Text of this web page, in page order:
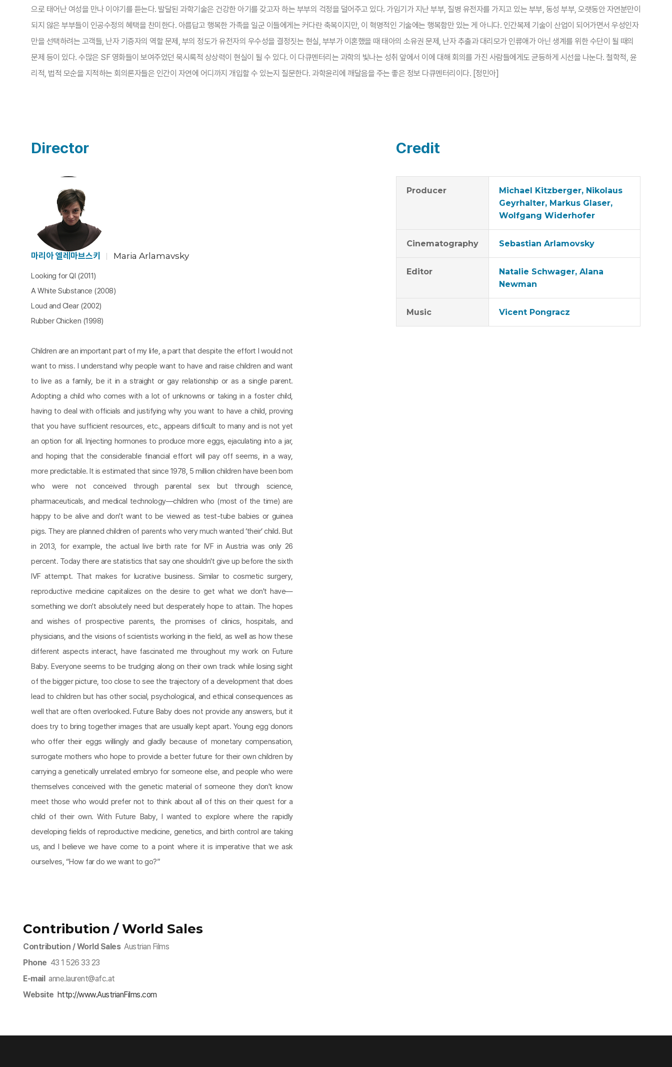
으로 태어난 여성을 만나 이야기를 듣는다. 발달된 과학기술은 건강한 아기를 갖고자 하는 부부의 걱정을 덜어주고 있다. 가임기가 지난 부부, 질병 유전자를 가지고 있는 부부, 동성 부부, 오랫동안 자연분만이
되지 않은 부부들이 인공수정의 혜택을 찬미한다. 아름답고 행복한 가족을 일군 이들에게는 커다란 축복이지만, 이 혁명적인 기술에는 행복함만 있는 게 아니다. 인간복제 기술이 산업이 되어가면서 우성인자
만을 선택하려는 고객들, 난자 기증자의 역할 문제, 부의 정도가 유전자의 우수성을 결정짓는 현실, 부부가 이혼했을 때 태아의 소유권 문제, 난자 추출과 대리모가 인류애가 아닌 생계를 위한 수단이 될 때의
문제 등이 있다. 수많은 SF 영화들이 보여주었던 묵시록적 상상력이 현실이 될 수 있다. 이 다큐멘터리는 과학의 빛나는 성취 앞에서 이에 대해 회의를 가진 사람들에게도 균등하게 시선을 나눈다. 철학적, 윤
리적, 법적 모순을 지적하는 회의론자들은 인간이 자연에 어디까지 개입할 수 있는지 질문한다. 과학윤리에 깨달음을 주는 좋은 정보 다큐멘터리이다. [정민아]
Director
마리아 엘레마브스키 Maria Arlamavsky
Looking for QI (2011)
A White Substance (2008)
Loud and Clear (2002)
Rubber Chicken (1998)
Children are an important part of my life, a part that despite the effort I would not
want to miss. I understand why people want to have and raise children and want
to live as a family, be it in a straight or gay relationship or as a single parent.
Adopting a child who comes with a lot of unknowns or taking in a foster child,
having to deal with officials and justifying why you want to have a child, proving
that you have sufficient resources, etc., appears difficult to many and is not yet
an option for all. Injecting hormones to produce more eggs, ejaculating into a jar,
and hoping that the considerable financial effort will pay off seems, in a way,
more predictable. It is estimated that since 1978, 5 million children have been born
who were not conceived through parental sex but through science,
pharmaceuticals, and medical technology—children who (most of the time) are
happy to be alive and don't want to be viewed as test-tube babies or guinea
pigs. They are planned children of parents who very much wanted ‘their’ child. But
in 2013, for example, the actual live birth rate for IVF in Austria was only 26
percent. Today there are statistics that say one shouldn't give up before the sixth
IVF attempt. That makes for lucrative business. Similar to cosmetic surgery,
reproductive medicine capitalizes on the desire to get what we don't have—
something we don't absolutely need but desperately hope to attain. The hopes
and wishes of prospective parents, the promises of clinics, hospitals, and
physicians, and the visions of scientists working in the field, as well as how these
different aspects interact, have fascinated me throughout my work on Future
Baby. Everyone seems to be trudging along on their own track while losing sight
of the bigger picture, too close to see the trajectory of a development that does
lead to children but has other social, psychological, and ethical consequences as
well that are often overlooked. Future Baby does not provide any answers, but it
does try to bring together images that are usually kept apart. Young egg donors
who offer their eggs willingly and gladly because of monetary compensation,
surrogate mothers who hope to provide a better future for their own children by
carrying a genetically unrelated embryo for someone else, and people who were
themselves conceived with the genetic material of someone they don't know
meet those who would prefer not to think about all of this on their quest for a
child of their own. With Future Baby, I wanted to explore where the rapidly
developing fields of reproductive medicine, genetics, and birth control are taking
us, and I believe we have come to a point where it is imperative that we ask
ourselves, “How far do we want to go?”
Credit
Producer
Michael Kitzberger, Nikolaus
Geyrhalter, Markus Glaser,
Wolfgang Widerhofer
Cinematography Sebastian Arlamovsky
Editor
Natalie Schwager, Alana
Newman
Music Vicent Pongracz
Contribution / World Sales
Contribution / World SalesAustrian Films
Phone 43 1 526 33 23
E-mailanne.laurent@afc.at
Website http://www.AustrianFilms.com​